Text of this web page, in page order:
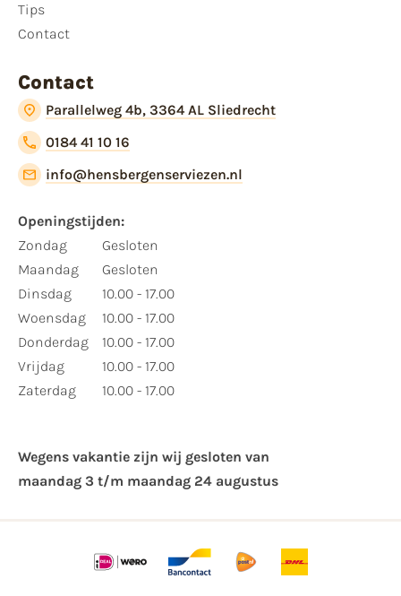
Tips
Contact
Contact
Parallelweg 4b, 3364 AL Sliedrecht
0184 41 10 16
info@hensbergenserviezen.nl
Openingstijden:
Zondag
Maandag
Dinsdag
Woensdag
Donderdag
Vrijdag
Zaterdag
Gesloten
Gesloten
10.00 - 17.00
10.00 - 17.00
10.00 - 17.00
10.00 - 17.00
10.00 - 17.00
Wegens vakantie zijn wij gesloten van ​
maandag 3 t/m maandag 24 augustus